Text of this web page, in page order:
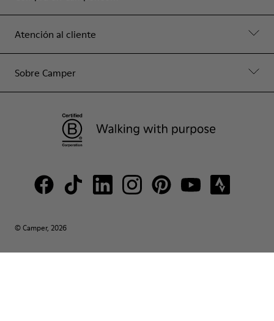
Atención al cliente
Sobre Camper
© Camper, 2026